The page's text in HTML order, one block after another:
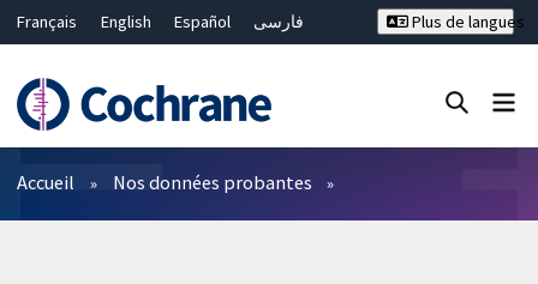
Français English Español
فارسی
Bahasa Malaysia
ไทย
繁體中文
简体中文
Plus de langues
Filtres
Accueil Nos données probantes